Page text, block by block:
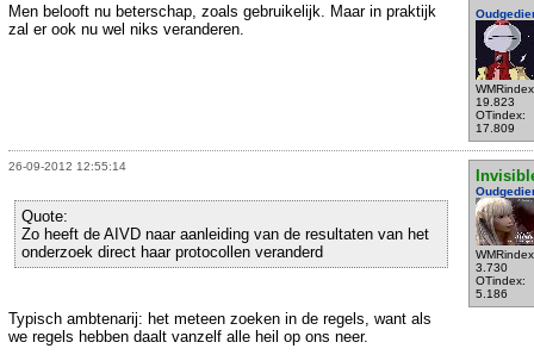
19.823
OTindex:
17.809
Men belooft nu beterschap, zoals gebruikelijk. Maar in praktijk
zal er ook nu wel niks veranderen.
26-09-2012 12:55:14
3.730
OTindex:
5.186
Quote:
Zo heeft de AIVD naar aanleiding van de resultaten van het
onderzoek direct haar protocollen veranderd
Typisch ambtenarij: het meteen zoeken in de regels, want als
we regels hebben daalt vanzelf alle heil op ons neer.